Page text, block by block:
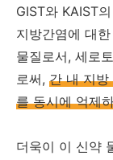
GIST와 KAIST
지방간염에 대
물질로서, 세로
로써, 간 내 지방
를 동시에 억제
더욱이 이 신약